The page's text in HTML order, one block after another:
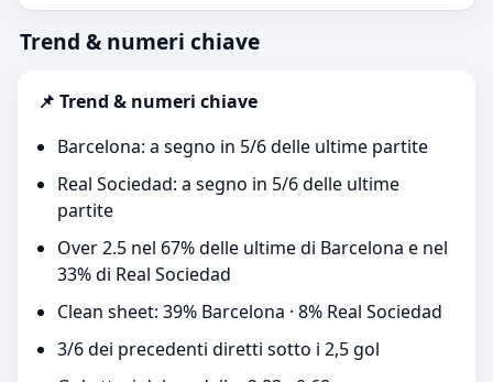
Trend & numeri chiave
📌 Trend & numeri chiave
Barcelona: a segno in 5/6 delle ultime partite
Real Sociedad: a segno in 5/6 delle ultime
partite
Over 2.5 nel 67% delle ultime di Barcelona e nel
33% di Real Sociedad
Clean sheet: 39% Barcelona · 8% Real Sociedad
3/6 dei precedenti diretti sotto i 2,5 gol